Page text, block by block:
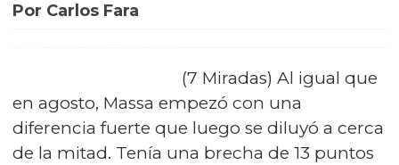
Por Carlos Fara
(7 Miradas) Al igual que
en agosto, Massa empezó con una
diferencia fuerte que luego se diluyó a cerca
de la mitad. Tenía una brecha de 13 puntos